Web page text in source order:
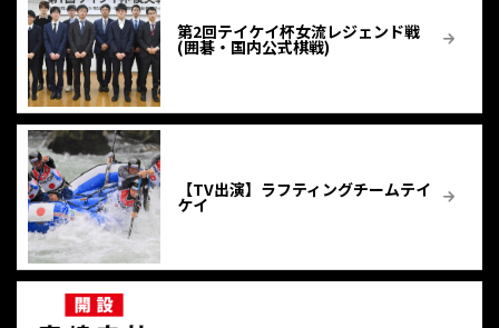
第2回テイケイ杯女流レジェンド戦
(囲碁・国内公式棋戦)
【TV出演】ラフティングチームテイ
ケイ